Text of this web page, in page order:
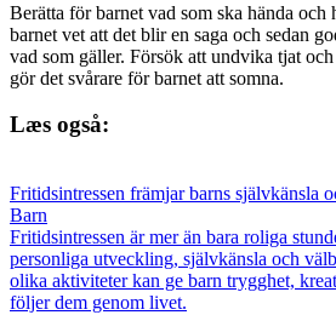
Berätta för barnet vad som ska hända
barnet vet att det blir en saga och sedan
vad som gäller. Försök att undvika tjat
gör det svårare för barnet att somna.
Læs også:
Fritidsintressen främjar barns självkänsla
Barn
Fritidsintressen är mer än bara roliga
personliga utveckling, självkänsla och
olika aktiviteter kan ge barn trygghet,
följer dem genom livet.